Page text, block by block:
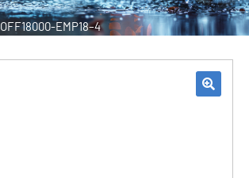
OFF18000-EMP18–4